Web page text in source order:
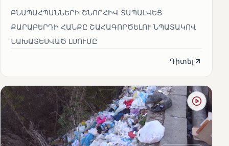
ԲՆԱՊԱՀՊԱՆՆԵՐԻ ՇՆՈՐՀԻՎ ՏԱՊԱԼՎԵՑ
ՔԱՐԱԲԵՐԴԻ ՀԱՆՔԸ ՇԱՀԱԳՈՐԾԵԼՈՒ ՆՊԱՏԱԿՈՎ
ՆԱԽԱՏԵՍՎԱԾ ԼՍՈՒՄԸ
Դիտել